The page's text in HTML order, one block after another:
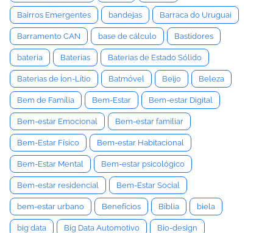
Bairros Emergentes bandejas Barraca do Uruguai
Barramento CAN base de cálculo Bastidores
bateria Baterias Baterias de Estado Sólido
Baterias de Íon-Lítio Batmóvel Beijo Beleza
Bem de Família Bem-Estar Bem-estar Digital
Bem-estar Emocional Bem-estar familiar
Bem-Estar Físico Bem-estar Habitacional
Bem-Estar Mental Bem-estar psicológico
Bem-estar residencial Bem-Estar Social
bem-estar urbano Benefícios Bíblia biela
big data Big Data Automotivo Bio-design